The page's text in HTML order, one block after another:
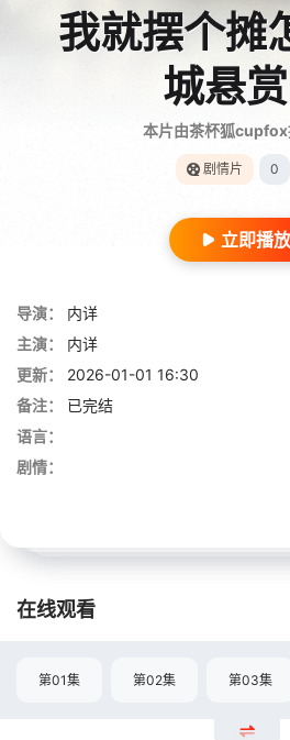
我就摆个摊
城悬
本片由茶杯狐cupfox
剧情片 0
立即播放
导演：
内详
主演：
内详
更新：
2026-01-01 16:30
备注：
已完结
语言：
剧情：
在线观看
第01集 第02集 第03集